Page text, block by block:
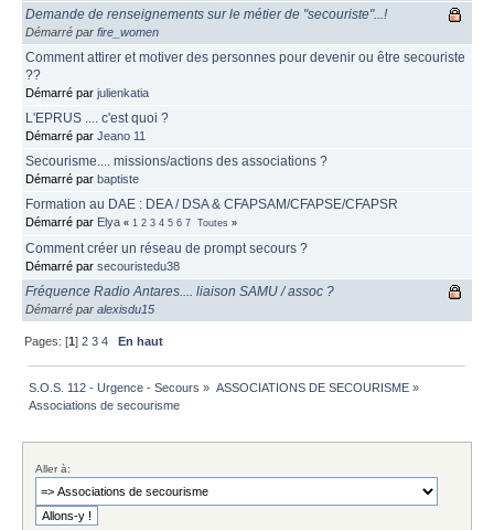
Demande de renseignements sur le métier de "secouriste"...!
Démarré par fire_women
Comment attirer et motiver des personnes pour devenir ou être secouriste
??
Démarré par julienkatia
L'EPRUS .... c'est quoi ?
Démarré par Jeano 11
Secourisme.... missions/actions des associations ?
Démarré par baptiste
Formation au DAE : DEA / DSA & CFAPSAM/CFAPSE/CFAPSR
Démarré par Elya « 1 2 3 4 5 6 7 Toutes »
Comment créer un réseau de prompt secours ?
Démarré par secouristedu38
Fréquence Radio Antares.... liaison SAMU / assoc ?
Démarré par alexisdu15
Pages: [1]2 3 4 En haut
S.O.S. 112 - Urgence - Secours » ASSOCIATIONS DE SECOURISME»
Associations de secourisme
Aller à: